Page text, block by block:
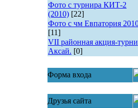
Фото с турнира КИТ-2
(2010) [22]
Фото с чм Евпатория
[11]
VII районная акция-
Аксай. [0]
Форма входа
Друзья сайта